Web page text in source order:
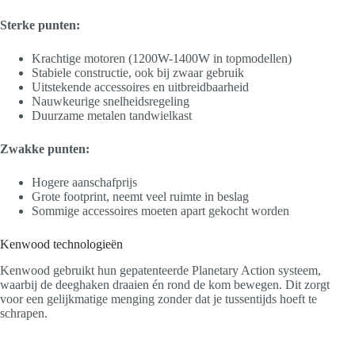
Sterke punten:
Krachtige motoren (1200W-1400W in topmodellen)
Stabiele constructie, ook bij zwaar gebruik
Uitstekende accessoires en uitbreidbaarheid
Nauwkeurige snelheidsregeling
Duurzame metalen tandwielkast
Zwakke punten:
Hogere aanschafprijs
Grote footprint, neemt veel ruimte in beslag
Sommige accessoires moeten apart gekocht worden
Kenwood technologieën
Kenwood gebruikt hun gepatenteerde Planetary Action systeem,
waarbij de deeghaken draaien én rond de kom bewegen. Dit zorgt
voor een gelijkmatige menging zonder dat je tussentijds hoeft te
schrapen.